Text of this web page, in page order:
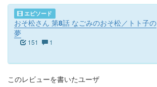
エピソード
おそ松さん 第8話 なごみのおそ松／トト子の
夢
151 1
このレビューを書いたユーザ